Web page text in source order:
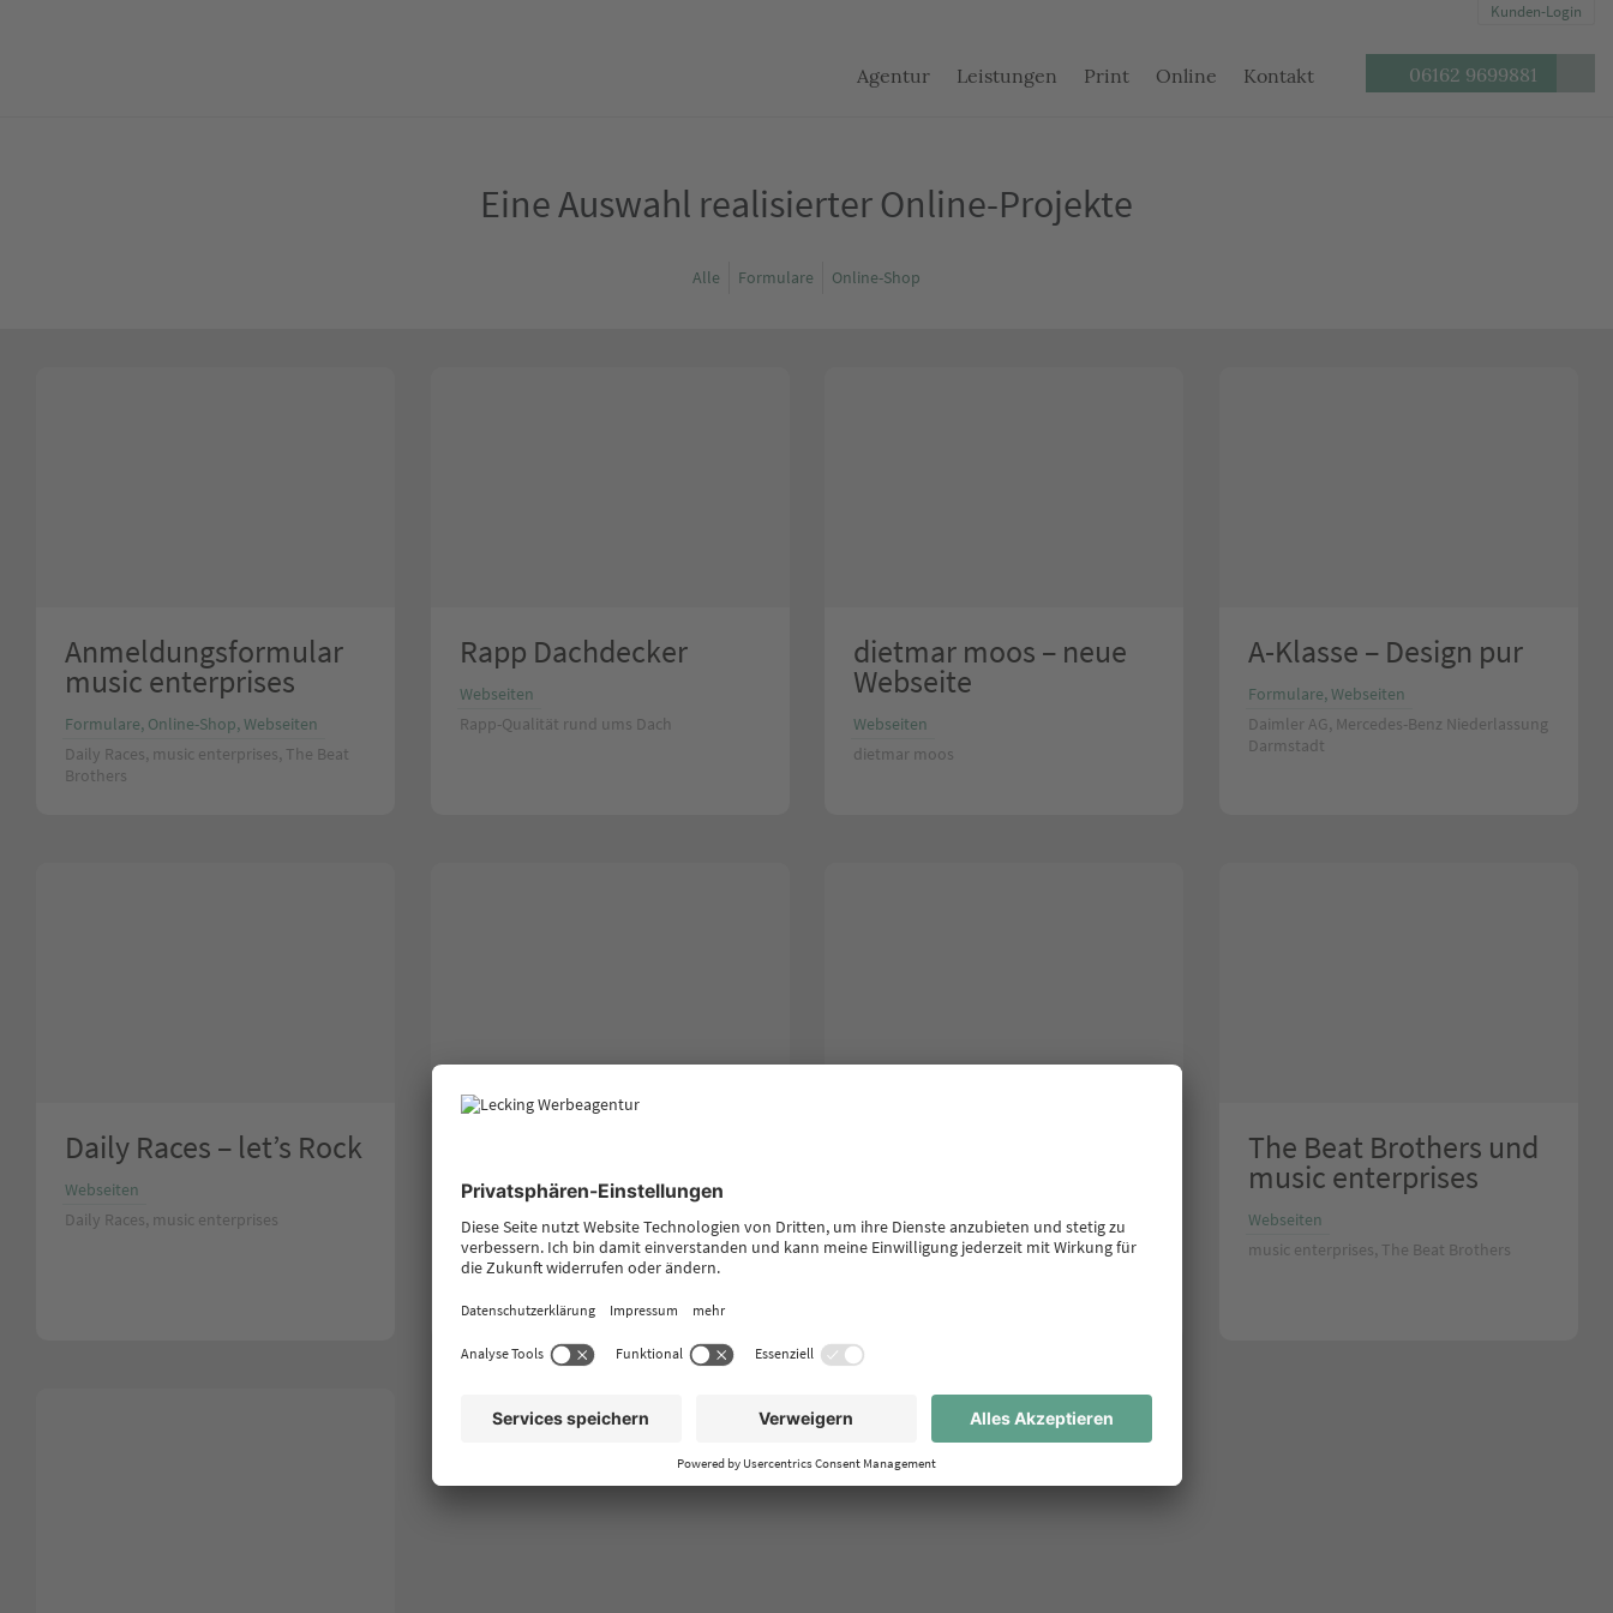
Agentur Leistungen Print Online Kontakt Telefon:
06162 9699881
Kunden-Login
Eine Auswahl realisierter Online-Projekte
Alle Formulare Online-Shop
Anmeldungsformular
music enterprises
Formulare, Online-Shop, Webseiten
Daily Races, music enterprises, The Beat
Brothers
Rapp Dachdecker
Webseiten
Rapp-Qualität rund ums Dach
dietmar moos – neue
Webseite
Webseiten
dietmar moos
A-Klasse – Design pur
Formulare, Webseiten
Daimler AG, Mercedes-Benz Niederlassung
Darmstadt
Daily Races – let’s Rock
Webseiten
Daily Races, music enterprises
Daimler Niederlassung
Köln / Leverkusen
Webseiten
Daimler AG, Fuso Daimler AG
Niederlassung Köln / Leverkusen
Webseiten
Wäsche- und Textilpflege König
The Beat Brothers und
music enterprises
Webseiten
music enterprises, The Beat Brothers